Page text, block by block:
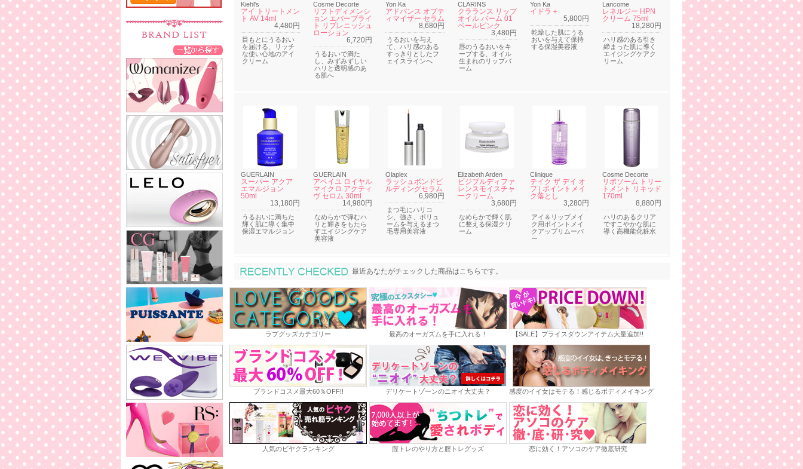
Kiehl's
アイ トリートメン
ト AV 14ml
4,480円
目もとにうるおい
を届ける、リッチ
な使い心地のアイ
クリーム
Cosme Decorte
リフトディメンシ
ョン エバーブライ
ト リプレニッシュ
ローション
6,720円
うるおいで満た
し、みずみずしい
ハリと透明感のあ
る肌へ
Yon Ka
アドバンス オプテ
ィマイザー セラム
8,680円
うるおいを与え
て、ハリ感のある
すっきりとしたフ
ェイスラインへ
CLARINS
クラランス リップ
オイル バーム 01
ペールピンク
3,480円
唇のうるおいをキ
ープする、オイル
生まれのリップバ
ーム
Yon Ka
イドラ＋
5,800円
乾燥した肌にうる
おいを与えて保持
する保湿美容液
Lancome
レネルジー HPN
クリーム 75ml
18,280円
ハリ感のある引き
締まった肌に導く
エイジングケアク
リーム
GUERLAIN
スーパー アクア
エマルジョン
50ml
13,180円
うるおいに満ちた
輝く肌に導く集中
保湿エマルジョン
GUERLAIN
アベイユ ロイヤル
マイクロ アクティ
ヴ セロム 30ml
14,980円
なめらかで弾むハ
リと輝きをもたら
すエイジングケア
美容液
Olaplex
ラッシュボンドビ
ルディングセラム
6,980円
まつ毛にハリコ
シ、強さ、ボリュ
ームを与えるまつ
毛専用美容液
Elizabeth Arden
ビジブルディファ
レンスモイスチャ
ークリーム
3,680円
なめらかで輝く肌
に整える保湿クリ
ーム
Clinique
テイク ザ デイ オ
フ | ポイントメイ
ク落とし
3,280円
アイ＆リップメイ
ク用ポイントメイ
クアップリムーバ
ー
Cosme Decorte
リポソーム トリー
トメント リキッド
170ml
8,880円
ハリのあるクリア
ですこやかな肌に
導く高機能化粧水
最近あなたがチェックした商品
最近あなたがチェックした商品はこちらです。
ラブグッズカテゴリー 最高のオーガズムを手に入れる！ 【SALE】プライスダウンアイテム大量追加!!
ブランドコスメ最大60％OFF!! デリケートゾーンのニオイ大丈夫？ 感度のイイ女はモテる！感じるボディメイキング
人気のビヤクランキング 膣トレのやり方と膣トレグッズ 恋に効く！アソコのケア徹底研究